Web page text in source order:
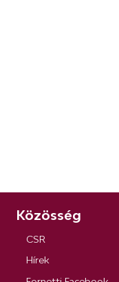
Közösség
CSR
Hírek